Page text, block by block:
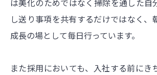
は美化のためではなく掃除を通した自
し送り事項を共有するだけではなく、
成長の場として毎日行っています。
また採用においても、入社する前にき